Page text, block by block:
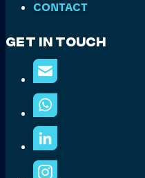
CONTACT
Get In Touch